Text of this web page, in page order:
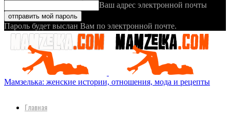
Ваш адрес электронной почты
Пароль будет выслан Вам по электронной почте.
Мамзелька: женские истории, отношения, мода и рецепты
Главная